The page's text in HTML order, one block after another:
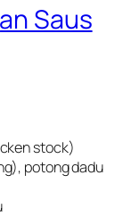
Saus
stock)
potong dadu